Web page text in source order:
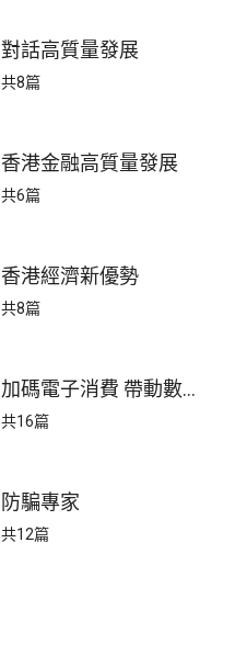
對話高質量發展
共8篇
香港金融高質量發展
共6篇
香港經濟新優勢
共8篇
加碼電子消費 帶動數字
經濟
共16篇
防騙專家
共12篇